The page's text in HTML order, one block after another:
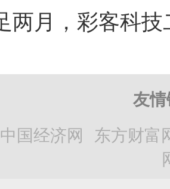
友
中国经济网 东方财富